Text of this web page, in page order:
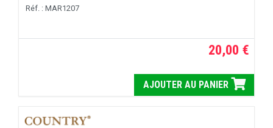
Réf. : MAR1207
20,00 €
AJOUTER AU PANIER